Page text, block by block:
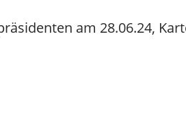
am 28.06.24,